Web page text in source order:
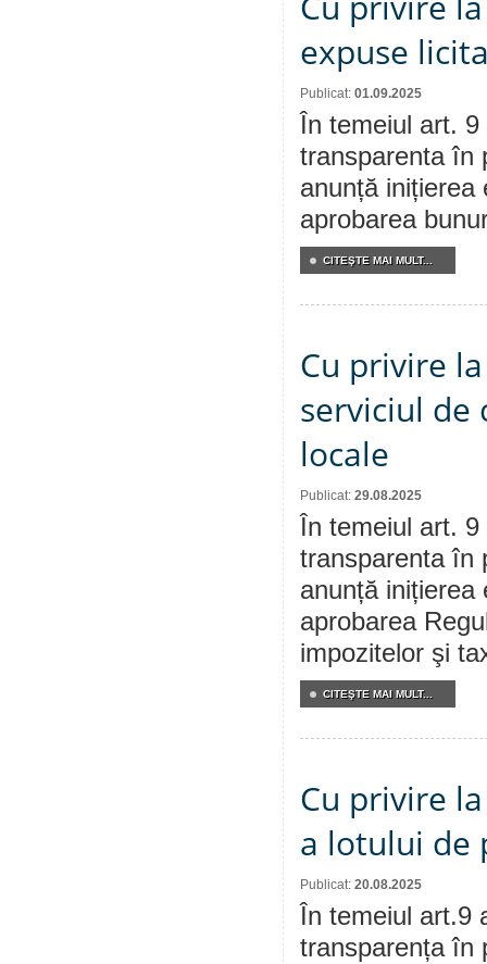
expuse
Publicat: 01.09.2025
În temeiul art.
transparenta în
anunță inițierea
aprobarea
CITEŞTE MAI MULT...
Cu privire
serviciul de
locale
Publicat: 29.08.2025
În temeiul art.
transparenta în
anunță inițierea
aprobarea
impozitelor şi
CITEŞTE MAI MULT...
Cu privire
a lotului de
Publicat: 20.08.2025
În temeiul art.9
transparența în